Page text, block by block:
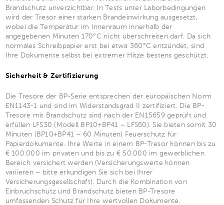
Brandschutz unverzichtbar. In Tests unter Laborbedingungen
wird der Tresor einer starken Brandeinwirkung ausgesetzt,
wobei die Temperatur im Innenraum innerhalb der
angegebenen Minuten 170°C nicht überschreiten darf. Da sich
normales Schreibpapier erst bei etwa 360°C entzündet, sind
Ihre Dokumente selbst bei extremer Hitze bestens geschützt.
Sicherheit & Zertifizierung
Die Tresore der BP-Serie entsprechen der europäischen Norm
EN1143-1 und sind im Widerstandsgrad II zertifiziert. Die BP-
Tresore mit Brandschutz sind nach der EN15659 geprüft und
erfüllen LFS30 (Modell BP10+BP41 – LFS60). Sie bieten somit 30
Minuten (BP10+BP41 – 60 Minuten) Feuerschutz für
Papierdokumente. Ihre Werte in einem BP-Tresor können bis zu
€ 100.000 im privaten und bis zu € 50.000 im gewerblichen
Bereich versichert werden (Versicherungswerte können
variieren – bitte erkundigen Sie sich bei Ihrer
Versicherungsgesellschaft). Durch die Kombination von
Einbruchschutz und Brandschutz bieten BP-Tresore
umfassenden Schutz für Ihre wertvollen Dokumente.